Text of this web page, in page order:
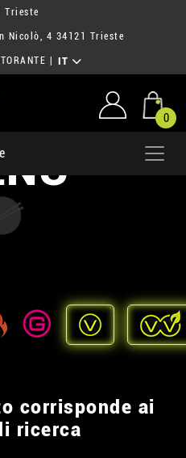
Trieste
Nicolò, 4 34121 Trieste
IT
0
corrisponde ai
ricerca